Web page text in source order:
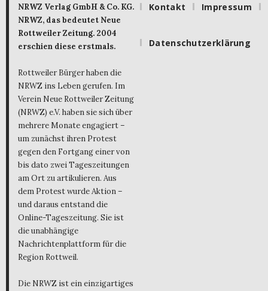
NRWZ Verlag GmbH & Co. KG.
NRWZ, das bedeutet Neue
Rottweiler Zeitung. 2004
erschien diese erstmals.
Rottweiler Bürger haben die
NRWZ ins Leben gerufen. Im
Verein Neue Rottweiler Zeitung
(NRWZ) e.V. haben sie sich über
mehrere Monate engagiert –
um zunächst ihren Protest
gegen den Fortgang einer von
bis dato zwei Tageszeitungen
am Ort zu artikulieren. Aus
dem Protest wurde Aktion –
und daraus entstand die
Online-Tageszeitung. Sie ist
die unabhängige
Nachrichtenplattform für die
Region Rottweil.
Die NRWZ ist ein einzigartiges
Kontakt Impressum
Datenschutzerklärung